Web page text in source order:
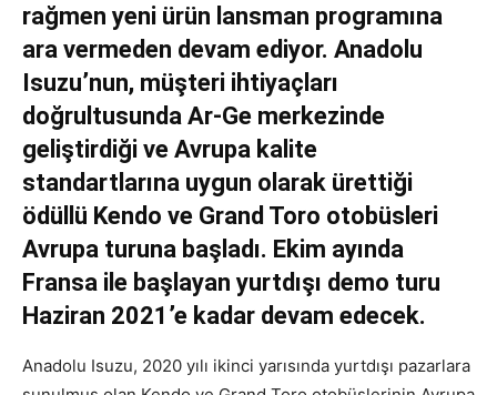
rağmen yeni ürün lansman programına
ara vermeden devam ediyor. Anadolu
Isuzu’nun, müşteri ihtiyaçları
doğrultusunda Ar-Ge merkezinde
geliştirdiği ve Avrupa kalite
standartlarına uygun olarak ürettiği
ödüllü Kendo ve Grand Toro otobüsleri
Avrupa turuna başladı. Ekim ayında
Fransa ile başlayan yurtdışı demo turu
Haziran 2021’e kadar devam edecek.
Anadolu Isuzu, 2020 yılı ikinci yarısında yurtdışı pazarlara